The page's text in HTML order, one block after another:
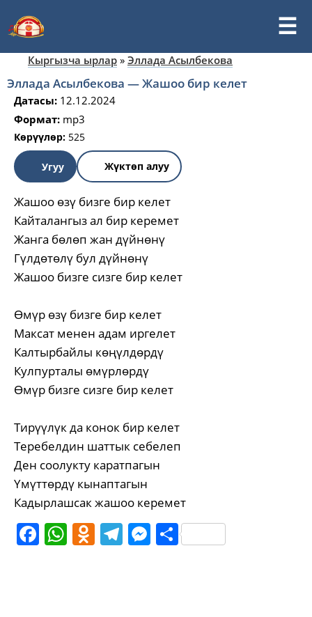
Кыргызча ырлар » Эллада Асылбекова
Эллада Асылбекова — Жашоо бир келет
Датасы: 12.12.2024
Формат: mp3
Көрүүлөр: 525
Угуу Жүктөп алуу
Жашоо өзү бизге бир келет
Кайталангыз ал бир керемет
Жанга бөлөп жан дүйнөнү
Гүлдөтөлү бул дүйнөнү
Жашоо бизге сизге бир келет
Өмүр өзү бизге бир келет
Максат менен адам иргелет
Калтырбайлы көңүлдөрдү
Кулпурталы өмүрлөрдү
Өмүр бизге сизге бир келет
Тирүүлүк да конок бир келет
Теребелдин шаттык себелеп
Ден соолукту каратпагын
Үмүттөрдү кынаптагын
Кадырлашсак жашоо керемет
Facebook
WhatsApp
Odnoklassniki
Telegram
Messenger
Share